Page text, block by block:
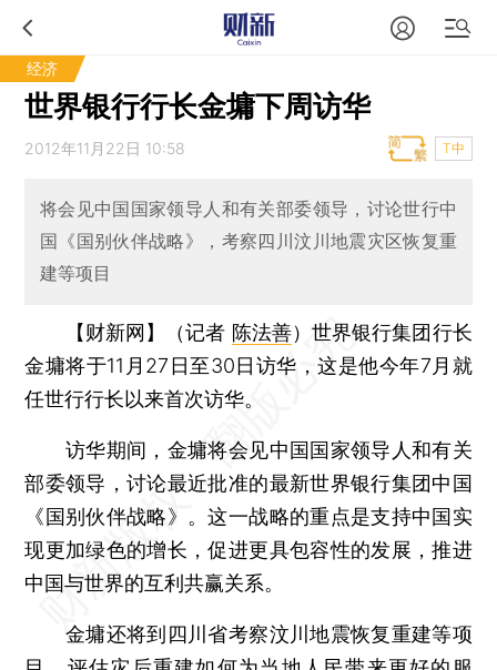
经济
世界银行行长金墉下周访华
2012年11月22日 10:58 T中
将会见中国国家领导人和有关部委领导，讨论世行中
国《国别伙伴战略》，考察四川汶川地震灾区恢复重
建等项目
【财新网】（记者 陈法善） 世界银行集团行长
金墉将于11月27日至30日访华，这是他今年7月就
任世行行长以来首次访华。
访华期间，金墉将会见中国国家领导人和有关
部委领导，讨论最近批准的最新世界银行集团中国
《国别伙伴战略》。这一战略的重点是支持中国实
现更加绿色的增长，促进更具包容性的发展，推进
中国与世界的互利共赢关系。
金墉还将到四川省考察汶川地震恢复重建等项